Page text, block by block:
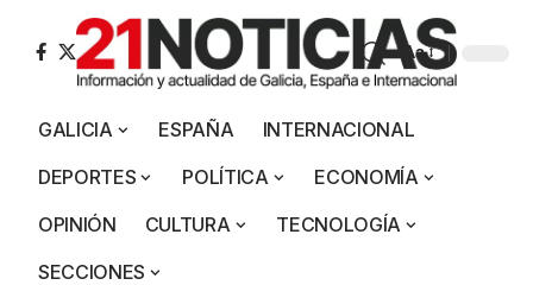
Aa
GALICIA ESPAÑA
INTERNACIONAL
DEPORTES
POLÍTICA
ECONOMÍA
OPINIÓN
CULTURA
TECNOLOGÍA
SECCIONES